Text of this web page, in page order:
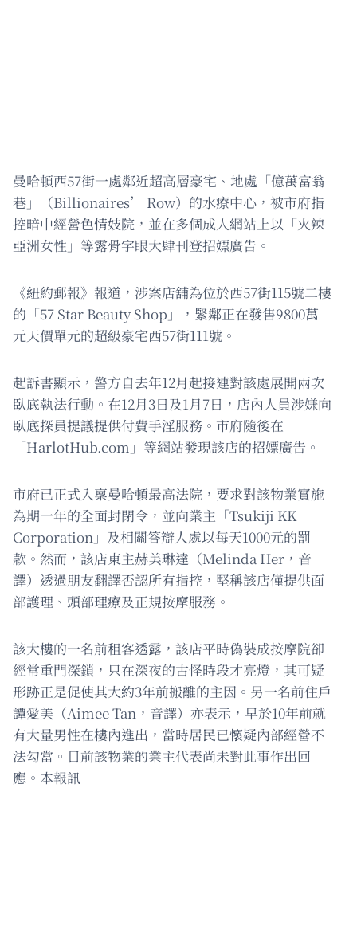
曼哈頓西57街一處鄰近超高層豪宅、地處「億萬富翁
巷」（Billionaires’ Row）的水療中心，被市府指
控暗中經營色情妓院，並在多個成人網站上以「火辣
亞洲女性」等露骨字眼大肆刊登招嫖廣告。
《紐約郵報》報道，涉案店舖為位於西57街115號二樓
的「57 Star Beauty Shop」，緊鄰正在發售9800萬
元天價單元的超級豪宅西57街111號。
起訴書顯示，警方自去年12月起接連對該處展開兩次
臥底執法行動。在12月3日及1月7日，店內人員涉嫌向
臥底探員提議提供付費手淫服務。市府隨後在
「HarlotHub.com」等網站發現該店的招嫖廣告。
市府已正式入稟曼哈頓最高法院，要求對該物業實施
為期一年的全面封閉令，並向業主「Tsukiji KK
Corporation」及相關答辯人處以每天1000元的罰
款。然而，該店東主赫美琳達（Melinda Her，音
譯）透過朋友翻譯否認所有指控，堅稱該店僅提供面
部護理、頭部理療及正規按摩服務。
該大樓的一名前租客透露，該店平時偽裝成按摩院卻
經常重門深鎖，只在深夜的古怪時段才亮燈，其可疑
形跡正是促使其大約3年前搬離的主因。另一名前住戶
譚愛美（Aimee Tan，音譯）亦表示，早於10年前就
有大量男性在樓內進出，當時居民已懷疑內部經營不
法勾當。目前該物業的業主代表尚未對此事作出回
應。本報訊